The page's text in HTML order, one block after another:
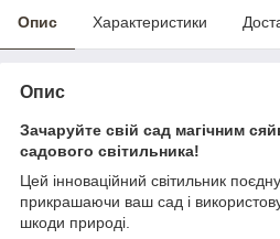
Опис Характеристики
Опис
Зачаруйте свій сад магічним
садового світильника!
Цей інноваційний світильник
прикрашаючи ваш сад і
шкоди природі.